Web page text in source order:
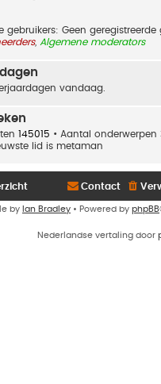
gebruikers: Geen geregistreerde
, Algemene moderators
vandaag.
145015 • Aantal onderwerpen
lid is metaman
Contact
by Ian Bradley • Powered by phpBB
Nederlandse vertaling door